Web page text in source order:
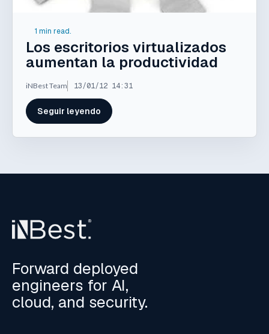
1 min read.
Los escritorios virtualizados
aumentan la productividad
iNBest Team 13/01/12 14:31
Seguir leyendo
Forward deployed
engineers for AI,
cloud, and security.